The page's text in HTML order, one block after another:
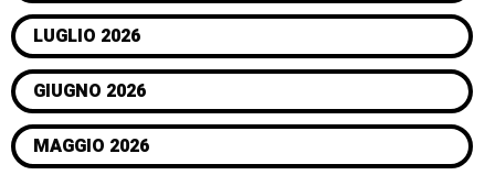
LUGLIO 2026
GIUGNO 2026
MAGGIO 2026